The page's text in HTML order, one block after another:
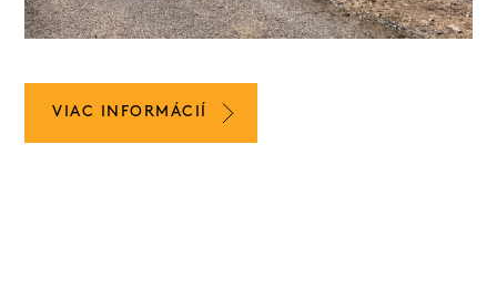
VIAC INFORMÁCIÍ